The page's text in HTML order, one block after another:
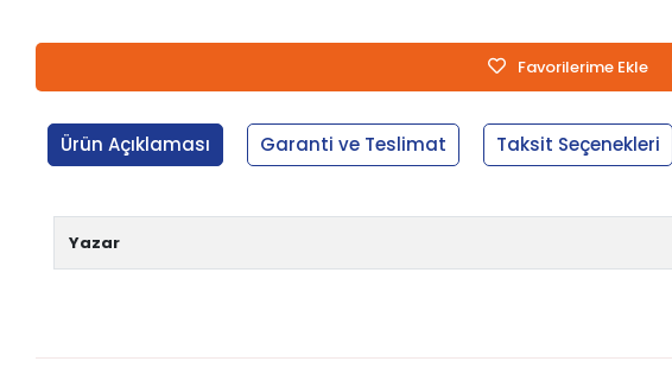
Favorilerime Ekle
Ürün Açıklaması Garanti ve Teslimat Taksit Seçenekleri
Yazar